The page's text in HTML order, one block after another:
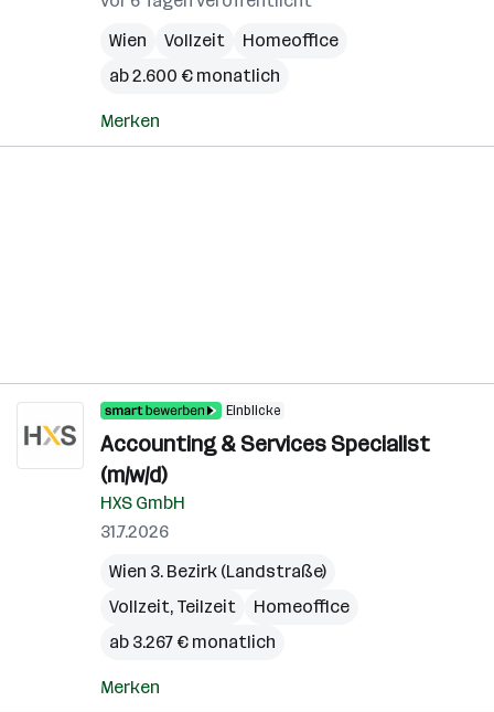
Wien
Vollzeit
Homeoffice
ab 2.600 € monatlich
Merken
Einblicke
Accounting & Services Specialist
(m/w/d)
HXS GmbH
31.7.2026
Wien 3. Bezirk (Landstraße)
Vollzeit, Teilzeit
Homeoffice
ab 3.267 € monatlich
Merken